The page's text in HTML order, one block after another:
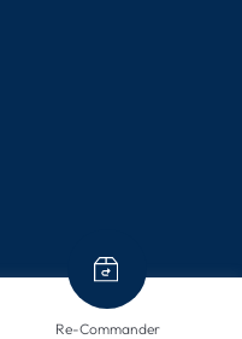
Re-Commander